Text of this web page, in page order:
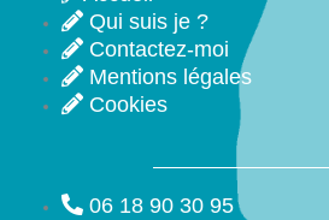
Qui suis je ?
Contactez-moi
Mentions légales
Cookies
06 18 90 30 95